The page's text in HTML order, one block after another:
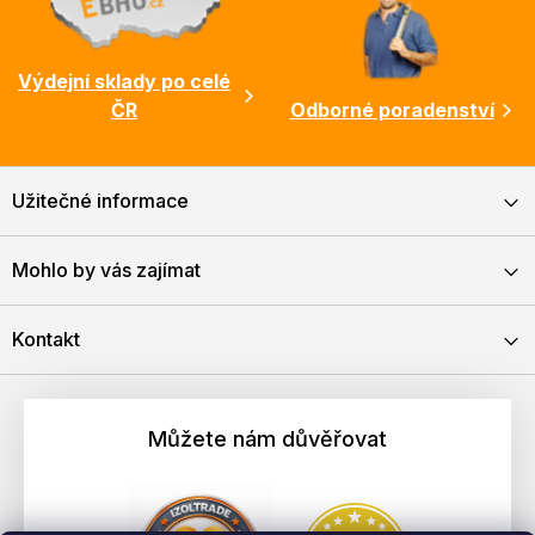
Výdejní sklady po celé
ČR
Odborné poradenství
Užitečné informace
Mohlo by vás zajímat
Kontakt
Můžete nám důvěřovat